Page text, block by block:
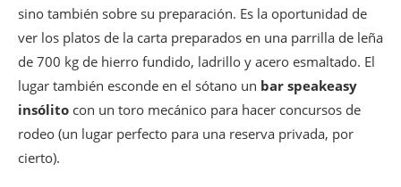
sino también sobre su preparación. Es la oportunidad de
ver los platos de la carta preparados en una parrilla de leña
de 700 kg de hierro fundido, ladrillo y acero esmaltado. El
lugar también esconde en el sótano un bar speakeasy
insólito con un toro mecánico para hacer concursos de
rodeo (un lugar perfecto para una reserva privada, por
cierto).